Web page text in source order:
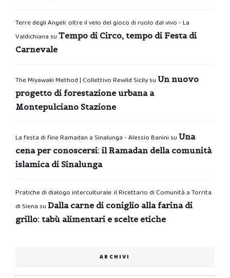
Terre degli Angeli: oltre il velo del gioco di ruolo dal vivo - La
Valdichiana su Tempo di Circo, tempo di Festa di
Carnevale
The Miyawaki Method | Collettivo Rewild Sicilysu Un nuovo
progetto di forestazione urbana a
Montepulciano Stazione
La festa di fine Ramadan a Sinalunga - Alessio Banini su Una
cena per conoscersi: il Ramadan della comunità
islamica di Sinalunga
Pratiche di dialogo interculturale: il Ricettario di Comunità a Torrita
di Siena su Dalla carne di coniglio alla farina di
grillo: tabù alimentari e scelte etiche
ARCHIVI